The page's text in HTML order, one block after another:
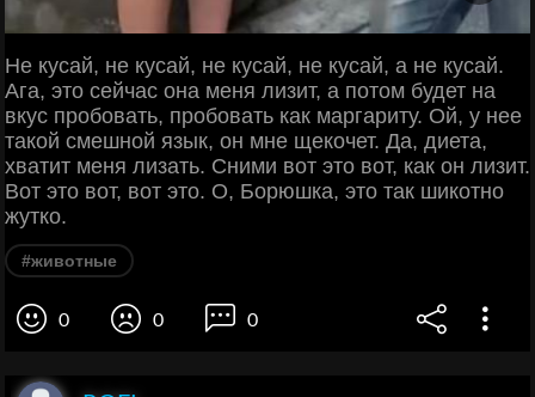
Не кусай, не кусай, не кусай, не кусай, а не кусай.
Ага, это сейчас она меня лизит, а потом будет на
вкус пробовать, пробовать как маргариту. Ой, у нее
такой смешной язык, он мне щекочет. Да, диета,
хватит меня лизать. Сними вот это вот, как он лизит.
Вот это вот, вот это. О, Борюшка, это так шикотно
жутко.
#животные
0 0 0